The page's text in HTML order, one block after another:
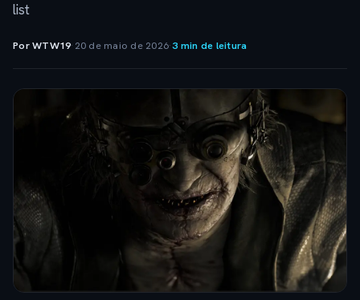
list
Por WTW19· 20 de maio de 2026·3 min de leitura